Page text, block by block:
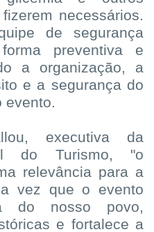
necessários.
de segurança
preventiva e
a organização, a
e a segurança do
evento.
executiva da
do Turismo, "o
relevância para a
vez que o evento
do nosso povo,
e fortalece a